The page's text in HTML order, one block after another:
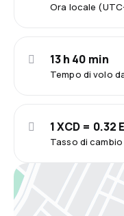
Ora locale
Tempo di volo
13 h 40 min
Tasso di cambio
1 XCD = 0.32